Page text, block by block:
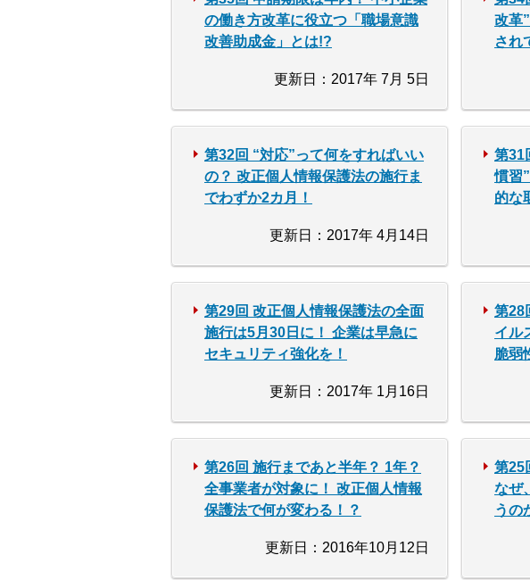
の働き方改革に役立つ「職場意識
改善助成金」とは!?
更新日：2017年 7月 5日
改革
され
第32回 “対応”って何をすればいい
の？ 改正個人情報保護法の施行ま
でわずか2カ月！
更新日：2017年 4月14日
第31
慣習
的な
第29回 改正個人情報保護法の全面
施行は5月30日に！ 企業は早急に
セキュリティ強化を！
更新日：2017年 1月16日
第28
イル
脆弱
第26回 施行まであと半年？ 1年？
全事業者が対象に！ 改正個人情報
保護法で何が変わる！？
更新日：2016年10月12日
第25
なぜ
うの